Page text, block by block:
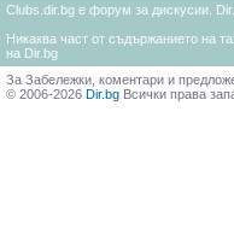
Clubs.dir.bg е форум за дискусии.
Никаква част от съдържанието на
на Dir.bg
За Забележки, коментари и
© 2006-2026 Dir.bg Всички права